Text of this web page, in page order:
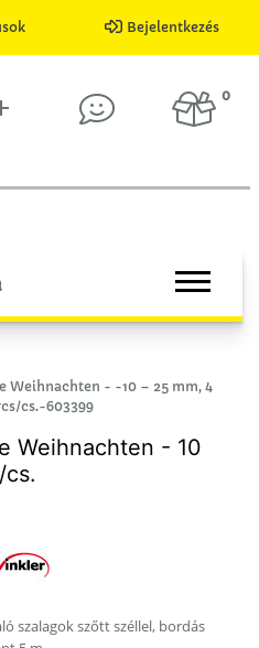
Bejelentkezés
0
Weihnachten - -10 – 25 mm, 4
cs.-603399
Weihnachten - 10
szalagok szőtt széllel, bordás